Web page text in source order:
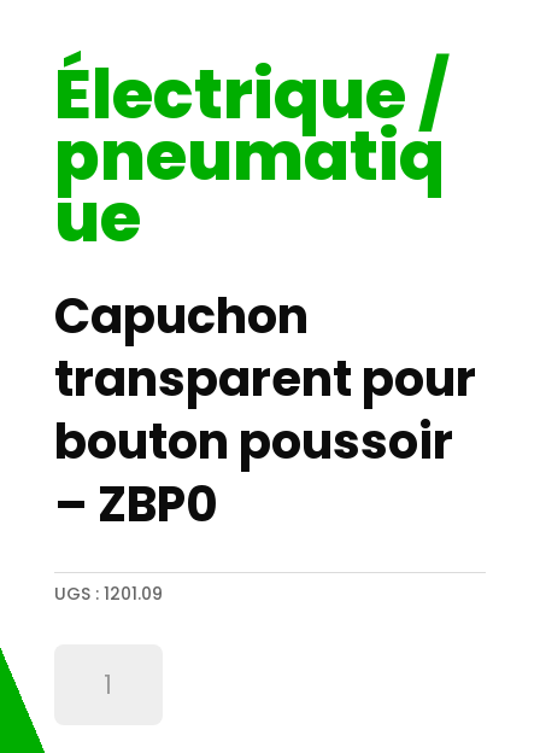
Électrique /
pneumatiq
ue
Capuchon
transparent pour
bouton poussoir
– ZBP0
UGS : 1201.09